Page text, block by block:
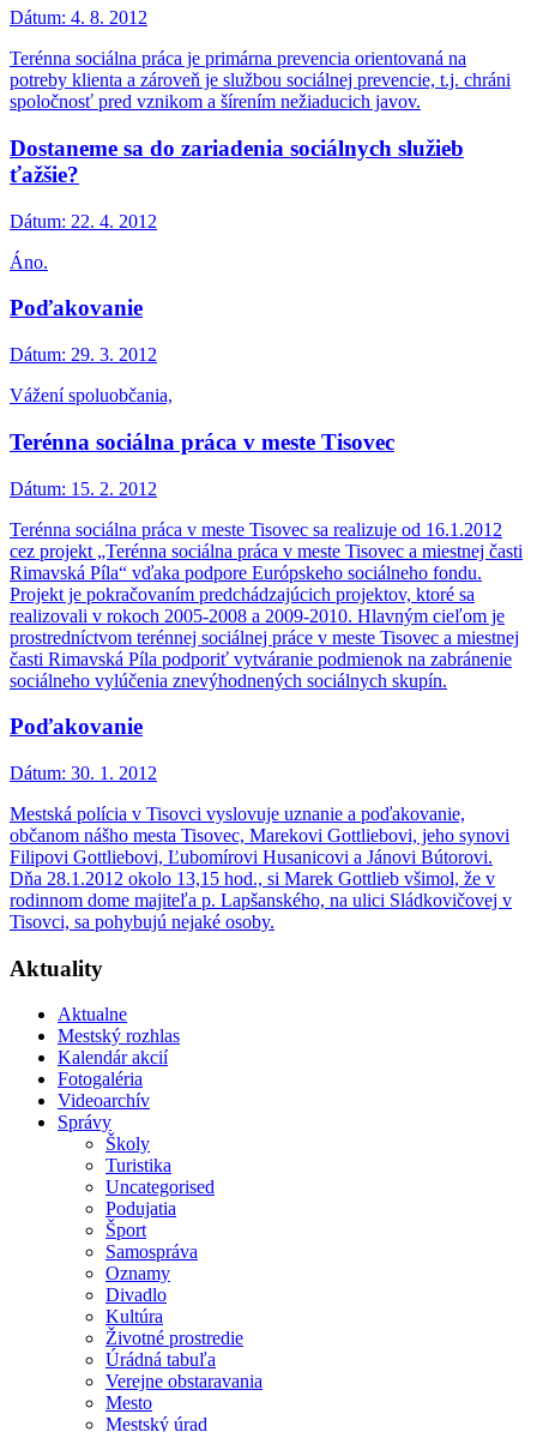
Dátum: 4. 8. 2012
Terénna sociálna práca je primárna prevencia orientovaná na
potreby klienta a zároveň je službou sociálnej prevencie, t.j. chráni
spoločnosť pred vznikom a šírením nežiaducich javov.
Dostaneme sa do zariadenia sociálnych služieb
ťažšie?
Dátum: 22. 4. 2012
Áno.
Poďakovanie
Dátum: 29. 3. 2012
Vážení spoluobčania,
Terénna sociálna práca v meste Tisovec
Dátum: 15. 2. 2012
Terénna sociálna práca v meste Tisovec sa realizuje od 16.1.2012
cez projekt „Terénna sociálna práca v meste Tisovec a miestnej časti
Rimavská Píla“ vďaka podpore Európskeho sociálneho fondu.
Projekt je pokračovaním predchádzajúcich projektov, ktoré sa
realizovali v rokoch 2005-2008 a 2009-2010. Hlavným cieľom je
prostredníctvom terénnej sociálnej práce v meste Tisovec a miestnej
časti Rimavská Píla podporiť vytváranie podmienok na zabránenie
sociálneho vylúčenia znevýhodnených sociálnych skupín.
Poďakovanie
Dátum: 30. 1. 2012
Mestská polícia v Tisovci vyslovuje uznanie a poďakovanie,
občanom nášho mesta Tisovec, Marekovi Gottliebovi, jeho synovi
Filipovi Gottliebovi, Ľubomírovi Husanicovi a Jánovi Bútorovi.
Dňa 28.1.2012 okolo 13,15 hod., si Marek Gottlieb všimol, že v
rodinnom dome majiteľa p. Lapšanského, na ulici Sládkovičovej v
Tisovci, sa pohybujú nejaké osoby.
Aktuality
Aktualne
Mestský rozhlas
Kalendár akcií
Fotogaléria
Videoarchív
Správy
Školy
Turistika
Uncategorised
Podujatia
Šport
Samospráva
Oznamy
Divadlo
Kultúra
Životné prostredie
Úrádná tabuľa
Verejne obstaravania
Mesto
Mestský úrad